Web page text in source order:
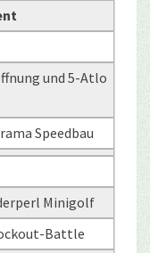
und 5-Atlo
Speedbau
Minigolf
Battle